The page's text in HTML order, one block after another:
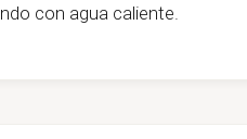
con agua caliente.